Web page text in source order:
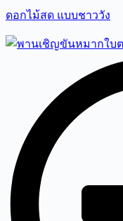
ดอกไม้สด แบบชาววัง